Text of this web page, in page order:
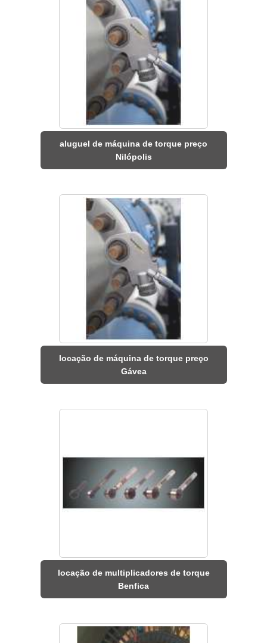
aluguel de máquina de torque preço
Nilópolis
locação de máquina de torque preço
Gávea
locação de multiplicadores de torque
Benfica